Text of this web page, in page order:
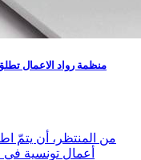
أعمال تونسية في